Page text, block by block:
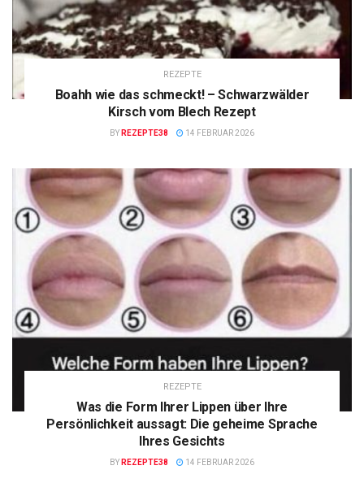
REZEPTE
Boahh wie das schmeckt! – Schwarzwälder
Kirsch vom Blech Rezept
BY REZEPTE38 14 FEBRUAR 2026
REZEPTE
Was die Form Ihrer Lippen über Ihre
Persönlichkeit aussagt: Die geheime Sprache
Ihres Gesichts
BY REZEPTE38 14 FEBRUAR 2026